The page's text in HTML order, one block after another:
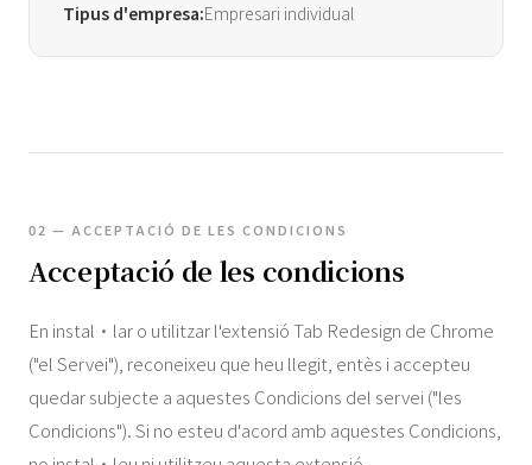
Tipus d'empresa:Empresari individual
02 — ACCEPTACIÓ DE LES CONDICIONS
Acceptació de les condicions
En instal·lar o utilitzar l'extensió Tab Redesign de Chrome
("el Servei"), reconeixeu que heu llegit, entès i accepteu
quedar subjecte a aquestes Condicions del servei ("les
Condicions"). Si no esteu d'acord amb aquestes Condicions,